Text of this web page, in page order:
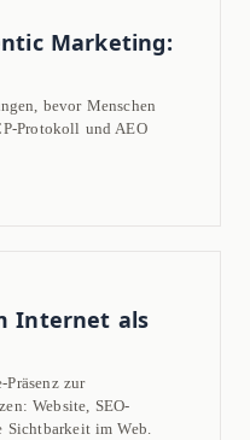
Marketing:
bevor Menschen
Protokoll und AEO
Internet als
zur
Website, SEO-
Sichtbarkeit im Web.